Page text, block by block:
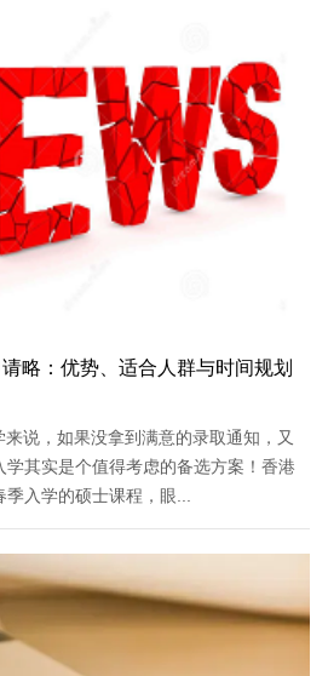
略：优势、适合人群与时间规划
说，如果没拿到满意的录取通知，又
其实是个值得考虑的备选方案！香港
入学的硕士课程，眼...